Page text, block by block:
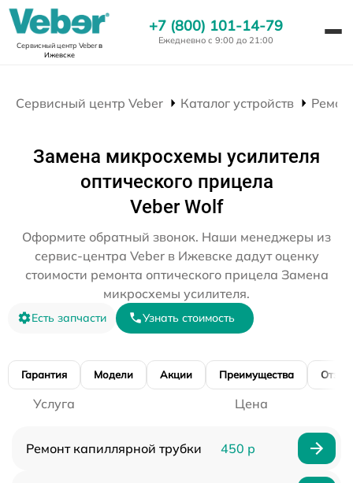
Сервисный центр Veberв
Ижевске
+7 (800) 101-14-79
Ежедневно с 9:00 до 21:00
Сервисный центр Veber Каталог устройств
Замена микросхемы усилителя
оптического прицела
Veber Wolf
Оформите обратный звонок. Наши менеджеры из
сервис-центра Veber в Ижевске дадут оценку
стоимости ремонта оптического прицела Замена
микросхемы усилителя.
Есть запчасти Узнать стоимость
Гарантия Модели Акции Преимущества
Услуга Цена
Ремонт капиллярной трубки 450 р